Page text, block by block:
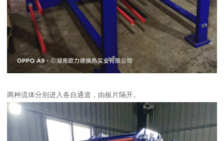
两种流体分别进入各自通道，由板片隔开。